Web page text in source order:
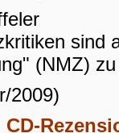
sind
(NMZ)
2009)
CD-